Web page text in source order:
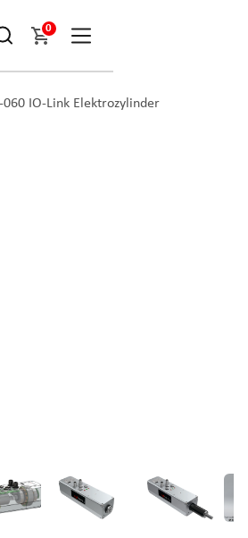
0
060 IO-Link Elektrozylinder